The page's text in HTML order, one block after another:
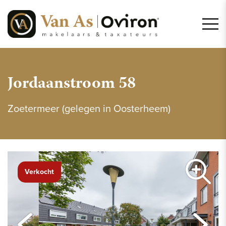
Jordaanstroom 58
Zoetermeer (gelegen in Oosterheem)
Verkocht